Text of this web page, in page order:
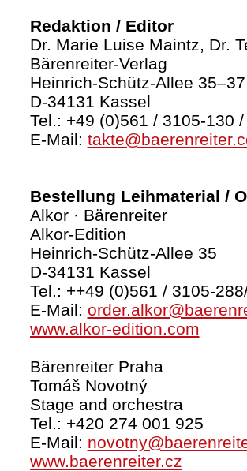
Redaktion / Editor
Dr. Marie Luise Maintz, Dr.
Bärenreiter-Verlag
Heinrich-Schütz-Allee 35–37
D-34131 Kassel
Tel.: +49 (0)561 / 3105-130
E-Mail:
Bestellung Leihmaterial /
Alkor · Bärenreiter
Alkor-Edition
Heinrich-Schütz-Allee 35
D-34131 Kassel
Tel.: ++49 (0)561 / 3105-
E-Mail:
www.alkor-edition.com
Bärenreiter Praha
Tomáš Novotný
Stage and orchestra
Tel.: +420 274 001 925
E-Mail:
www.baerenreiter.cz